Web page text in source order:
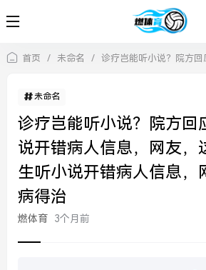
首页 / 未命名 / 诊疗岂能听小说？院方回应医生因听小说开错病人信息，网友，
未命名
诊疗岂能听小说？院方回
说开错病人信息，网友，
生听小说开错病人信息，
病得治
燃体育 3个月前